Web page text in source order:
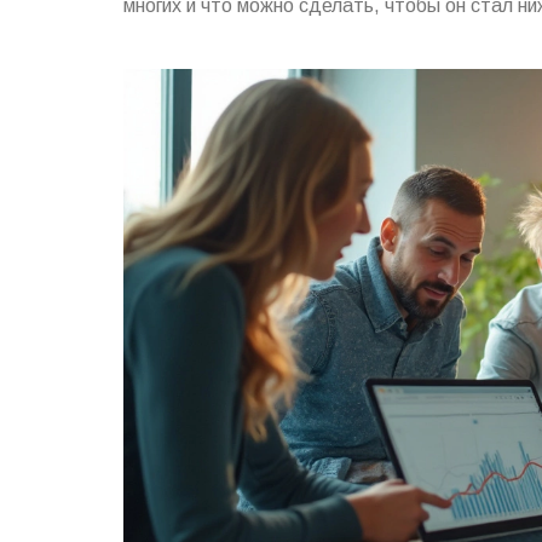
многих и что можно сделать, чтобы он стал